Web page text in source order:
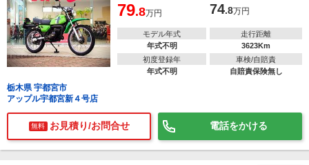
79.8万円 74.8万円
モデル年式
年式不明
走行距離
3623Km
初度登録年
年式不明
車検/自賠責
自賠責保険無し
栃木県 宇都宮市
アップル宇都宮新４号店
無料 お見積り/お問合せ 電話をかける